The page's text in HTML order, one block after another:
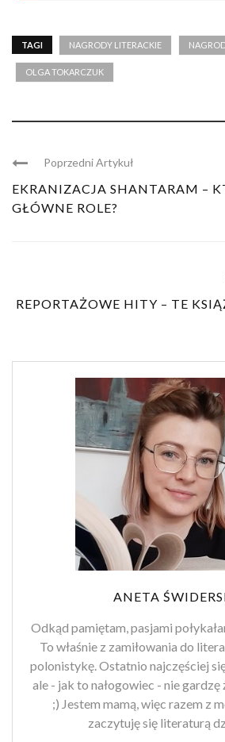
TAGI NAGRODY LITERACKIE
OLGA TOKARCZUK
Poprzedni Artykuł
EKRANIZACJA SHANTARAM –
GŁÓWNE ROLE?
REPORTAŻOWE HITY – TE
ANETA
Odkąd pamiętam, pasjami
To właśnie z zamiłowania do
polonistykę. Ostatnio najczęściej
ale - jak to nałogowiec - nie gardzę
;) Jestem mamą, więc razem z
zaczytuję się literaturą